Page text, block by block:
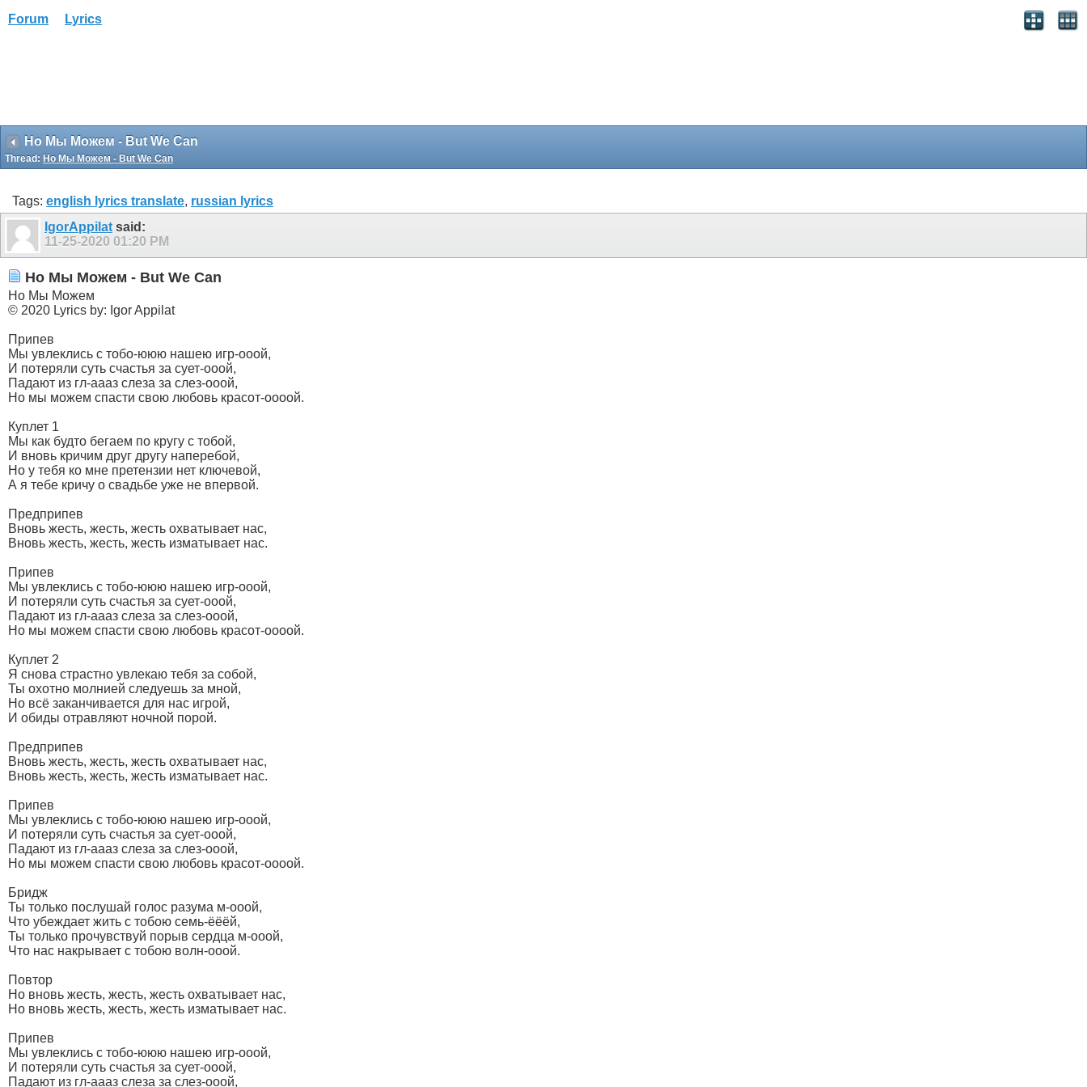
Forum Lyrics
Но Мы Можем - But We Can
Thread: Но Мы Можем - But We Can
Tags: english lyrics translate, russian lyrics
IgorAppilat said:
11-25-2020 01:20 PM
Но Мы Можем - But We Can
Но Мы Можем
© 2020 Lyrics by: Igor Appilat
Припев
Мы увлеклись с тобо-ююю нашею игр-ооой,
И потеряли суть счастья за сует-ооой,
Падают из гл-аааз слеза за слез-ооой,
Но мы можем спасти свою любовь красот-оооой.
Куплет 1
Мы как будто бегаем по кругу с тобой,
И вновь кричим друг другу наперебой,
Но у тебя ко мне претензии нет ключевой,
А я тебе кричу о свадьбе уже не впервой.
Предприпев
Вновь жесть, жесть, жесть охватывает нас,
Вновь жесть, жесть, жесть изматывает нас.
Припев
Мы увлеклись с тобо-ююю нашею игр-ооой,
И потеряли суть счастья за сует-ооой,
Падают из гл-аааз слеза за слез-ооой,
Но мы можем спасти свою любовь красот-оооой.
Куплет 2
Я снова страстно увлекаю тебя за собой,
Ты охотно молнией следуешь за мной,
Но всё заканчивается для нас игрой,
И обиды отравляют ночной порой.
Предприпев
Вновь жесть, жесть, жесть охватывает нас,
Вновь жесть, жесть, жесть изматывает нас.
Припев
Мы увлеклись с тобо-ююю нашею игр-ооой,
И потеряли суть счастья за сует-ооой,
Падают из гл-аааз слеза за слез-ооой,
Но мы можем спасти свою любовь красот-оооой.
Бридж
Ты только послушай голос разума м-ооой,
Что убеждает жить с тобою семь-ёёёй,
Ты только прочувствуй порыв сердца м-ооой,
Что нас накрывает с тобою волн-ооой.
Повтор
Но вновь жесть, жесть, жесть охватывает нас,
Но вновь жесть, жесть, жесть изматывает нас.
Припев
Мы увлеклись с тобо-ююю нашею игр-ооой,
И потеряли суть счастья за сует-ооой,
Падают из гл-аааз слеза за слез-ооой,